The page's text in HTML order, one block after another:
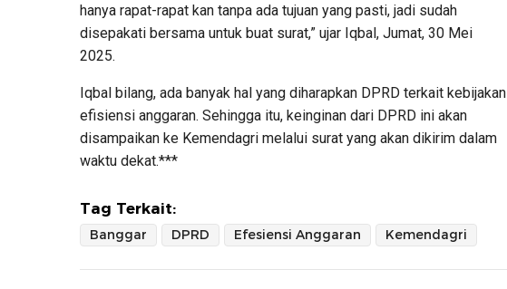
hanya rapat-rapat kan tanpa ada tujuan yang pasti, jadi sudah
disepakati bersama untuk buat surat,” ujar Iqbal, Jumat, 30 Mei
2025.
Iqbal bilang, ada banyak hal yang diharapkan DPRD terkait kebijakan
efisiensi anggaran. Sehingga itu, keinginan dari DPRD ini akan
disampaikan ke Kemendagri melalui surat yang akan dikirim dalam
waktu dekat.***
Tag Terkait:
Banggar DPRD Efesiensi Anggaran Kemendagri